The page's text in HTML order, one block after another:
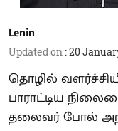
Lenin
Updated on :20
தொழில்
பாராட்டிய
தலைவர் போல்